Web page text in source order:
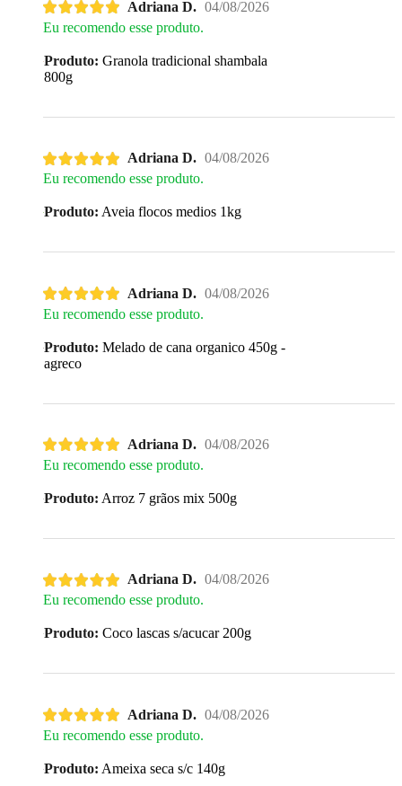
Adriana D. 04/08/2026
Eu recomendo esse produto.
Produto: Granola tradicional shambala
800g
Adriana D. 04/08/2026
Eu recomendo esse produto.
Produto: Aveia flocos medios 1kg
Adriana D. 04/08/2026
Eu recomendo esse produto.
Produto: Melado de cana organico 450g -
agreco
Adriana D. 04/08/2026
Eu recomendo esse produto.
Produto: Arroz 7 grãos mix 500g
Adriana D. 04/08/2026
Eu recomendo esse produto.
Produto: Coco lascas s/acucar 200g
Adriana D. 04/08/2026
Eu recomendo esse produto.
Produto: Ameixa seca s/c 140g